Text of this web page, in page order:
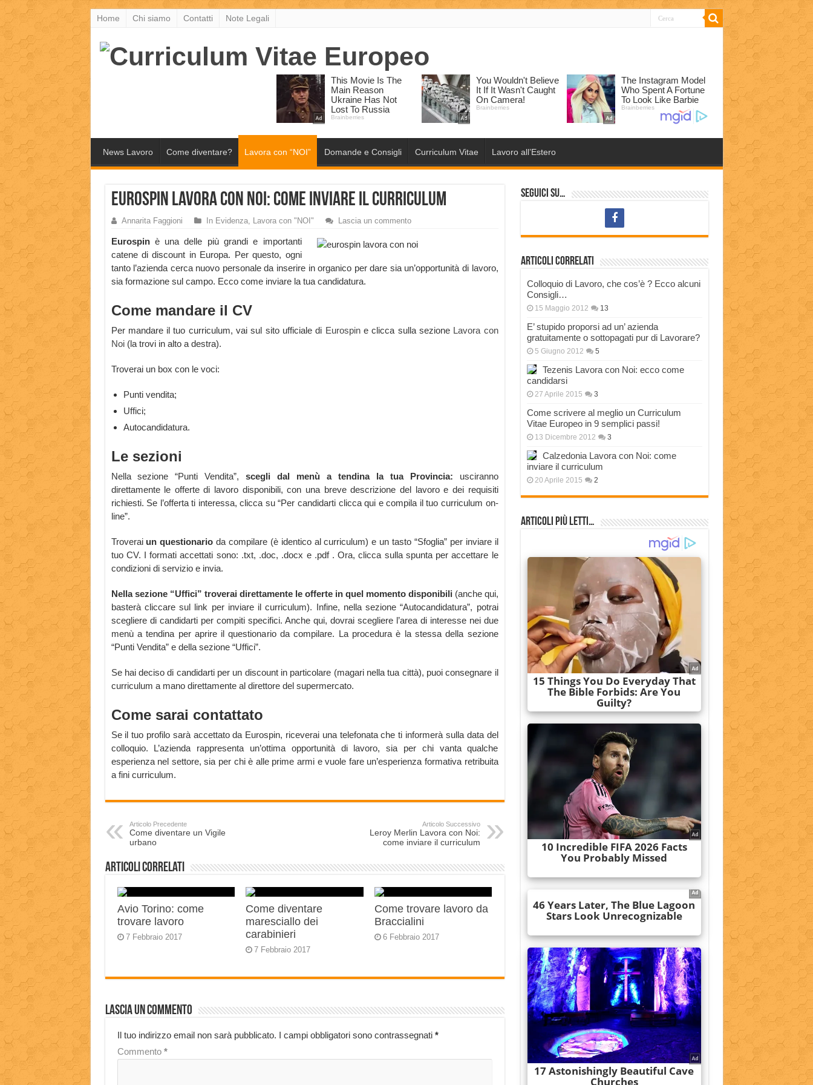
Home Chi siamo Contatti Note Legali
News Lavoro Come diventare? Lavora con “NOI” Domande e Consigli Curriculum Vitae Lavoro all’Estero
Eurospin Lavora con Noi: come inviare il curriculum
Annarita Faggioni In Evidenza, Lavora con "NOI" Lascia un commento
Eurospinè una delle più grandi e importanti
catene di discount in Europa. Per questo, ogni
tanto l’azienda cerca nuovo personale da inserire in organico per dare sia un’opportunità di lavoro,
sia formazione sul campo. Ecco come inviare la tua candidatura.
Come mandare il CV
Per mandare il tuo curriculum, vai sul sito ufficiale di Eurospine clicca sulla sezione Lavora con
Noi(la trovi in alto a destra).
Troverai un box con le voci:
Punti vendita;
Uffici;
Autocandidatura.
Le sezioni
Nella sezione “Punti Vendita”,scegli dal menù a tendina la tua Provincia: usciranno
direttamente le offerte di lavoro disponibili, con una breve descrizione del lavoro e dei requisiti
richiesti. Se l’offerta ti interessa, clicca su “Per candidarti clicca qui e compila il tuo curriculum on-
line”.
Troverai un questionario da compilare (è identico al curriculum) e un tasto “Sfoglia” per inviare il
tuo CV. I formati accettati sono: .txt, .doc, .docx e .pdf . Ora, clicca sulla spunta per accettare le
condizioni di servizio e invia.
Nella sezione “Uffici” troverai direttamente le offerte in quel momento disponibili (anche qui,
basterà cliccare sul link per inviare il curriculum). Infine, nella sezione “Autocandidatura”, potrai
scegliere di candidarti per compiti specifici. Anche qui, dovrai scegliere l’area di interesse nei due
menù a tendina per aprire il questionario da compilare. La procedura è la stessa della sezione
“Punti Vendita” e della sezione “Uffici”.
Se hai deciso di candidarti per un discount in particolare (magari nella tua città), puoi consegnare il
curriculum a mano direttamente al direttore del supermercato.
Come sarai contattato
Se il tuo profilo sarà accettato da Eurospin, riceverai una telefonata che ti informerà sulla data del
colloquio. L’azienda rappresenta un’ottima opportunità di lavoro, sia per chi vanta qualche
esperienza nel settore, sia per chi è alle prime armi e vuole fare un’esperienza formativa retribuita
a fini curriculum.
Articolo Precedente
Come diventare un Vigile
urbano
Articolo Successivo
Leroy Merlin Lavora con Noi:
come inviare il curriculum
Articoli correlati
Avio Torino: come
trovare lavoro
7 Febbraio 2017
Come diventare
maresciallo dei
carabinieri
7 Febbraio 2017
Come trovare lavoro da
Braccialini
6 Febbraio 2017
Lascia un commento
Il tuo indirizzo email non sarà pubblicato. I campi obbligatori sono contrassegnati *
Commento *
Seguici su…
Articoli correlati
Colloquio di Lavoro, che cos’è ? Ecco alcuni
Consigli…
15 Maggio 2012 13
E’ stupido proporsi ad un’ azienda
gratuitamente o sottopagati pur di Lavorare?
5 Giugno 2012 5
Tezenis Lavora con Noi: ecco come
candidarsi
27 Aprile 2015 3
Come scrivere al meglio un Curriculum
Vitae Europeo in 9 semplici passi!
13 Dicembre 2012 3
Calzedonia Lavora con Noi: come
inviare il curriculum
20 Aprile 2015 2
Articoli più Letti…